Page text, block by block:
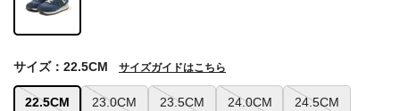
22.5CM 23.0CM 23.5CM 24.0CM 24.5CM
サイズ：22.5CM サイズガイドはこちら